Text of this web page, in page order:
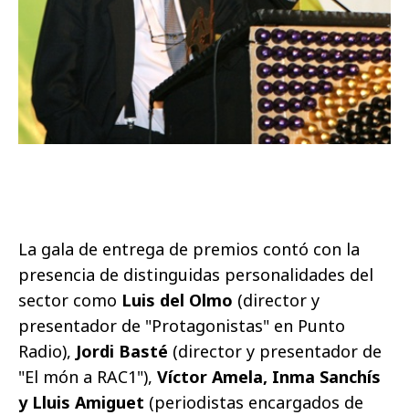
La gala de entrega de premios contó con la
presencia de distinguidas personalidades del
sector como Luis del Olmo (director y
presentador de "Protagonistas" en Punto
Radio), Jordi Basté (director y presentador de
"El món a RAC1"), Víctor Amela, Inma Sanchís
y Lluis Amiguet (periodistas encargados de